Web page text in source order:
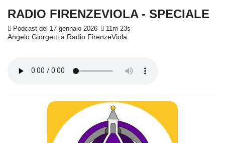
RADIO FIRENZEVIOLA - SPECIALE
Podcast del 17 gennaio 2026 11m 23s
Angelo Giorgetti a Radio FirenzeViola